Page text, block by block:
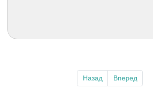
Назад Вперед